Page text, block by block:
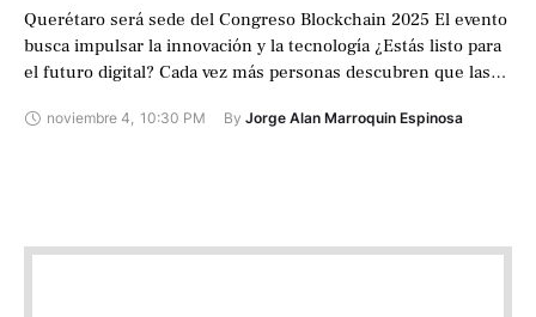
Querétaro será sede del Congreso Blockchain 2025 El evento
busca impulsar la innovación y la tecnología ¿Estás listo para
el futuro digital? Cada vez más personas descubren que las
noviembre 4, 10:30 PM By Jorge Alan Marroquin Espinosa